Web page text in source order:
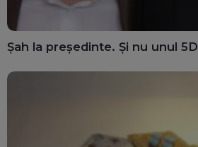
Șah la președinte. Și nu unul 5D